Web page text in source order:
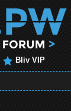
Bliv VIP